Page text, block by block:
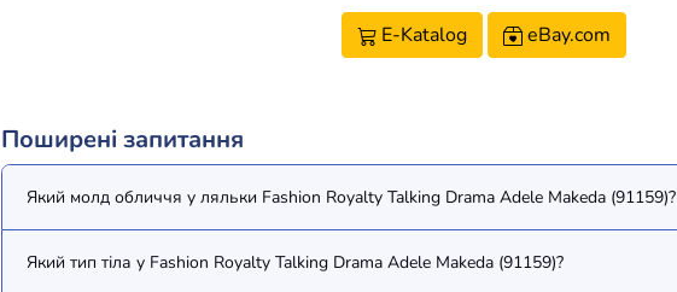
E-Katalog eBay.com
Поширені запитання
Який молд обличчя у ляльки Fashion Royalty Talking Drama Adele Makeda (91159)?
Який тип тіла у Fashion Royalty Talking Drama Adele Makeda (91159)?